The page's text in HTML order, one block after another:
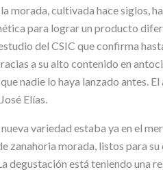
morada, cultivada hace siglos,
para lograr un producto
del CSIC que confirma
a su alto contenido en
nadie lo haya lanzado antes.
Elías.
variedad estaba ya en el
zanahoria morada, listos para
degustación está teniendo una